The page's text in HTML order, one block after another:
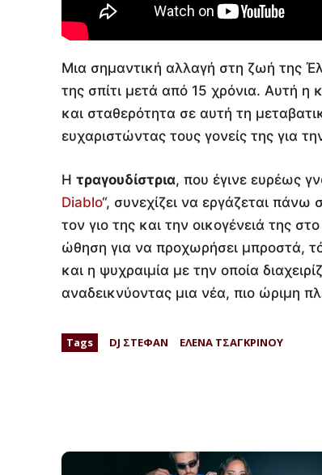
Μια σημαντική αλλαγή στη ζωή της
της σπίτι μετά από 15 χρόνια. Αυτή
και σταθερότητα σε αυτή τη
ευχαριστώντας τους γονείς της για
Η τραγουδίστρια, που έγινε ευρέως
Diablo“, συνεχίζει να εργάζεται
τον γιο της και την οικογένειά της
ώθηση για να προχωρήσει μπροστά,
και η ψυχραιμία με την οποία
αναδεικνύοντας μια νέα, πιο ώριμη
Tags DJ ΣΤΕΦΑΝ ΕΛΕΝΑ ΤΣΑΓΚΡΙΝΟΥ